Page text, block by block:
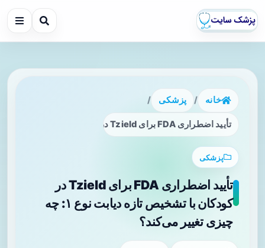
خانه / پزشکی /
تأیید اضطراری FDA برای Tzield در کودکان با تشخیص تازه دیابت نوع ۱: چه چیزی تغییر می‌کند؟
پزشکی
تأیید اضطراری FDA برای Tzield در
کودکان با تشخیص تازه دیابت نوع ۱: چه
چیزی تغییر می‌کند؟